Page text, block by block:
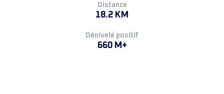
Distance
18.2 KM
Dénivelé positif
660 M+